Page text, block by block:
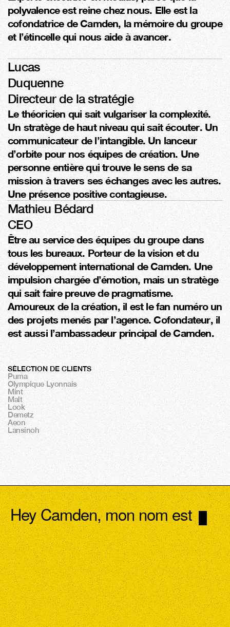
polyvalence est reine chez nous. Elle est la
cofondatrice de Camden, la mémoire du groupe
et l’étincelle qui nous aide à avancer.
Lucas
Duquenne
Directeur de la stratégie
Le théoricien qui sait vulgariser la complexité.
Un stratège de haut niveau qui sait écouter. Un
communicateur de l’intangible. Un lanceur
d’orbite pour nos équipes de création. Une
personne entière qui trouve le sens de sa
mission à travers ses échanges avec les autres.
Une présence positive contagieuse.
Mathieu Bédard
CEO
Être au service des équipes du groupe dans
tous les bureaux. Porteur de la vision et du
développement international de Camden. Une
impulsion chargée d’émotion, mais un stratège
qui sait faire preuve de pragmatisme.
Amoureux de la création, il est le fan numéro un
des projets menés par l’agence. Cofondateur, il
est aussi l’ambassadeur principal de Camden.
SÉLECTION DE CLIENTS
Puma
Olympique Lyonnais
Mint
Malt
Look
Demetz
Aeon
Lansinoh
Hey Camden, mon nom est